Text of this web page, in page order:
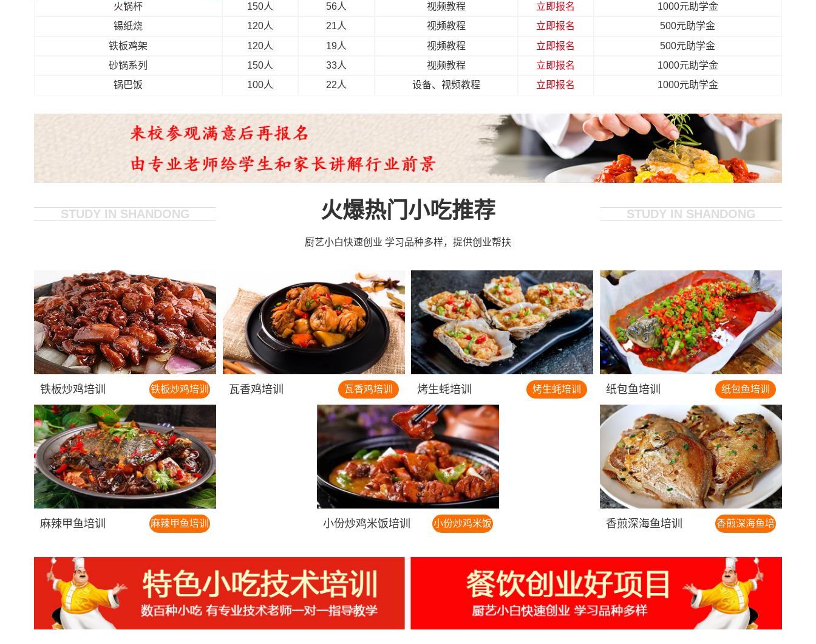
河北石家庄 预报 铁板鸡架
预报 茶缸饭 茶泡饭等
报名 喷泉牛杂
福建泉州 陈** 报名 铁板鸡架 锅巴鸡
河北唐山 报名 擂椒拌饭 水果炸鸡
江苏徐州 郭** 报名 喷泉牛杂
江苏 陶** 预报 待定
山东滕州 马** 预报 待定
河北石家庄 马** 报名 砂锅菜
辽宁大连 高** 报名 锅巴饭 茶缸饭
陕西西安 骆** 报名 喷泉牛杂 铁板系列
甘肃兰州 贾** 报名 砂锅菜 酸辣粉
济南商河 袁** 铁板鸡架锅巴饭
河南安阳 王** 报名 戳子肉 烧烤
锡纸烧
120人 21人 视频教程 立即报名
500元助学金
铁板鸡架
120人 19人 视频教程 立即报名
500元助学金
砂锅系列
150人 33人 视频教程 立即报名
1000元助学金
锅巴饭
100人 22人 设备、视频教程 立即报名
1000元助学金
锡纸烧
100人 8人 视频教程 立即报名
1000元助学金
喷泉牛杂
50人 喷泉牛杂车、视频教程 立即报名
1000元助学金
茶缸串串
100人 立即报名
500元助学金
油炸串串馍
120人 16人 视频教程 立即报名
300元助学金
脆皮五花肉
120人 26人 视频教程 立即报名
1000元助学金
55人 视频教程
戳子肉
12人 视频教程 1000元助学金
火爆热门小吃推荐
厨艺小白快速创业 学习品种多样，提供创业帮扶
铁板炒鸡培训 铁板炒鸡培训 瓦香鸡培训 瓦香鸡培训 烤生蚝培训 烤生蚝培训 纸包鱼培训 纸包鱼培训
麻辣甲鱼培训 麻辣甲鱼培训 小份炒鸡米饭培训
小份炒鸡米饭
香煎深海鱼培训
香煎深海鱼培